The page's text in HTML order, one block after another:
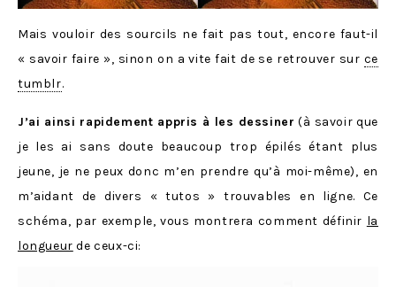
Mais vouloir des sourcils ne fait pas tout, encore faut-il
« savoir faire », sinon on a vite fait de se retrouver sur ce
tumblr.
J’ai ainsi rapidement appris à les dessiner (à savoir que
je les ai sans doute beaucoup trop épilés étant plus
jeune, je ne peux donc m’en prendre qu’à moi-même), en
m’aidant de divers « tutos » trouvables en ligne. Ce
schéma, par exemple, vous montrera comment définir la
longueur de ceux-ci: